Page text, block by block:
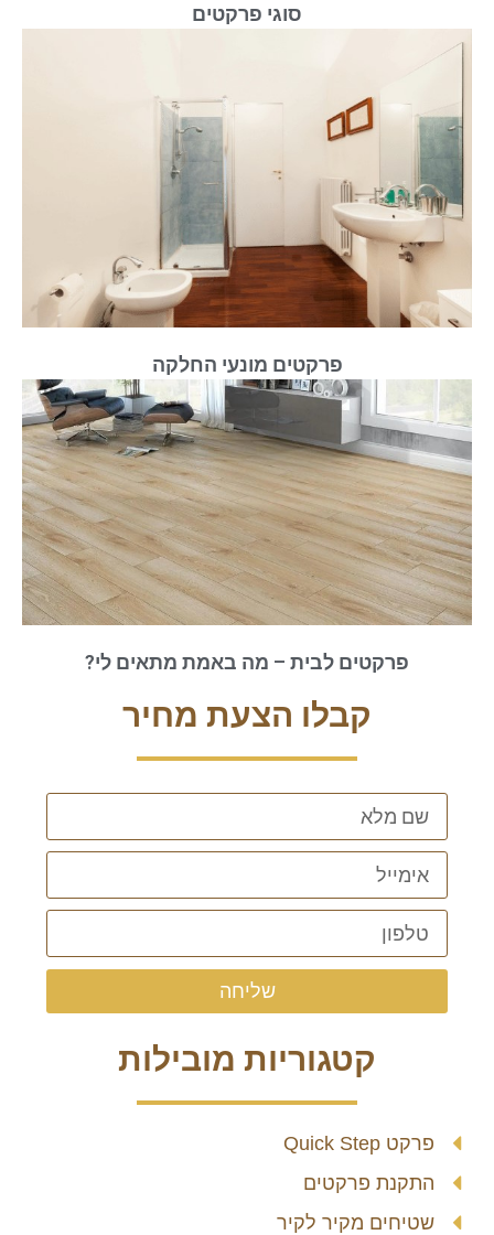
סוגי פרקטים
פרקטים מונעי החלקה
פרקטים לבית – מה באמת מתאים לי?
קבלו הצעת מחיר
שליחה
קטגוריות מובילות
פרקט Quick Step
התקנת פרקטים
שטיחים מקיר לקיר